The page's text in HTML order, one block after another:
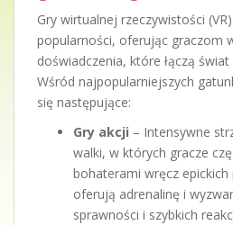
Gry wirtualnej rzeczywistości
popularności, oferując graczom
doświadczenia, które łączą
Wśród najpopularniejszych
się następujące:
Gry akcji – Intensywne
walki, w których gracze
bohaterami wręcz
oferują adrenalinę i
sprawności i szybkich